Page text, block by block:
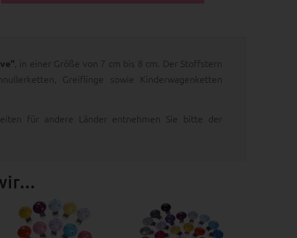
, in einer Größe von 7 cm bis 8 cm. Der Stoffstern
Greiflinge sowie Kinderwagenketten
für andere Länder entnehmen Sie bitte der